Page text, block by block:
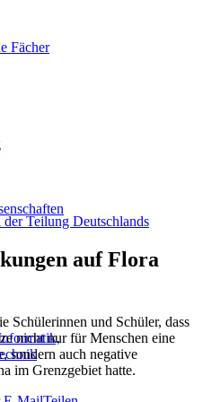
Fächer
Teilung Deutschlands
auf Flora
Schülerinnen und Schüler, dass
nicht nur für Menschen eine
sondern auch negative
im Grenzgebiet hatte.